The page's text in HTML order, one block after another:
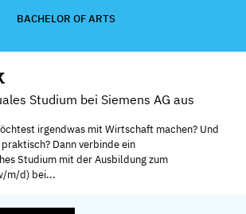
BACHELOR OF ARTS
Studium bei Siemens AG aus
irgendwas mit Wirtschaft machen? Und
Dann verbinde ein
Studium mit der Ausbildung zum
m/d) bei...